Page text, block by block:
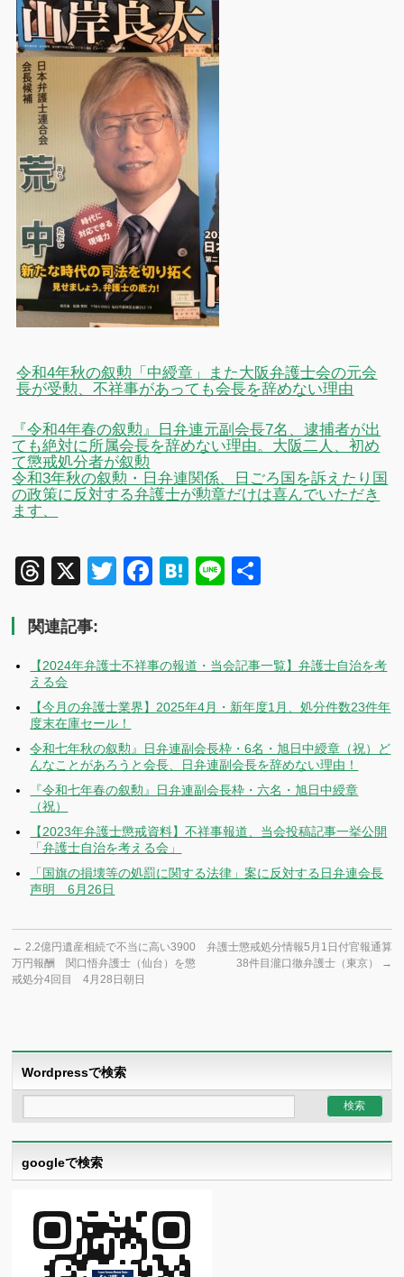
令和4年秋の叙勲「中綬章」また大阪弁護士会の元会
長が受勲、不祥事があっても会長を辞めない理由
『令和4年春の叙勲』日弁連元副会長7名、逮捕者が出
ても絶対に所属会長を辞めない理由。大阪二人、初め
て懲戒処分者が叙勲
令和3年秋の叙勲・日弁連関係、日ごろ国を訴えたり国
の政策に反対する弁護士が勲章だけは喜んでいただき
ます、
Threads
X TwitterFacebook
Hatena
Line
関連記事:
【2024年弁護士不祥事の報道・当会記事一覧】弁護士自治を考
える会
【今月の弁護士業界】2025年4月・新年度1月、処分件数23件年
度末在庫セール！
令和七年秋の叙勲』日弁連副会長枠・6名・旭日中綬章（祝）ど
んなことがあろうと会長、日弁連副会長を辞めない理由！
『令和七年春の叙勲』日弁連副会長枠・六名・旭日中綬章
（祝）
【2023年弁護士懲戒資料】不祥事報道、当会投稿記事一挙公開
「弁護士自治を考える会」
「国旗の損壊等の処罰に関する法律」案に反対する日弁連会長
声明 6月26日
← 2.2億円遺産相続で不当に高い3900
万円報酬 関口悟弁護士（仙台）を懲
戒処分4回目 4月28日朝日
弁護士懲戒処分情報5月1日付官報通算
38件目瀧口徹弁護士（東京）
→
Wordpressで検索
googleで検索